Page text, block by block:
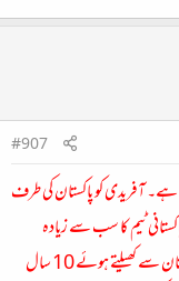
#907
آفریدی کو پاکستان کی طرف
پاکستانی ٹیم کا سب سے زیادہ
284 ون ڈے میچز کھیلنے والا کھلاڑی ہے۔ عمران نذیر کو پاکستان سے کھیلتے ہوئے 10 سال